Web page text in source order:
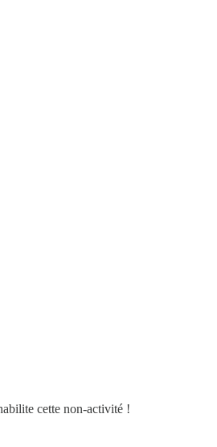
cette non-activité !